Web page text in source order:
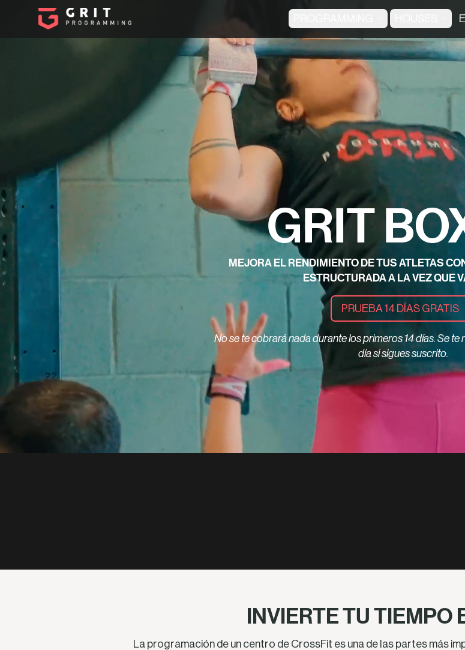
GRIT
MEJORA EL RENDIMIENTO DE TUS ATLETAS
ESTRUCTURADA A LA VEZ QUE
PRUEBA 14 DÍAS GRATIS
No se te cobrará nada durante los primeros 14 días. Se te
día si sigues suscrito.
INVIERTE TU TIEMPO
La programación de un centro de CrossFit es una de las partes más